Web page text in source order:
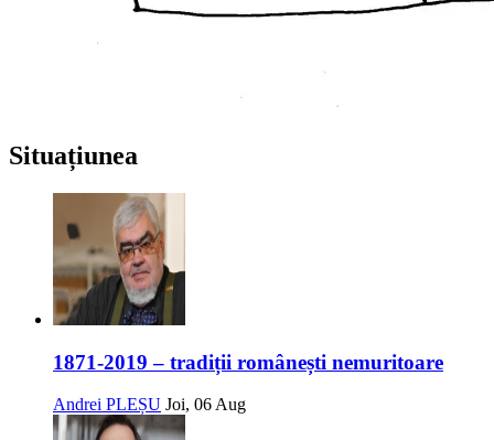
Situațiunea
1871-2019 – tradiții românești nemuritoare
Andrei PLEȘU Joi, 06 Aug